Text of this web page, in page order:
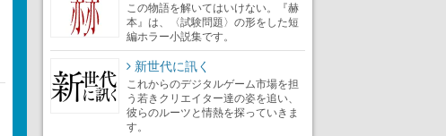
この物語を解いてはいけない。『赫
本』は、〈試験問題〉の形をした短
編ホラー小説集です。
新世代に訊く
これからのデジタルゲーム市場を担
う若きクリエイター達の姿を追い、
彼らのルーツと情熱を探っていきま
す。